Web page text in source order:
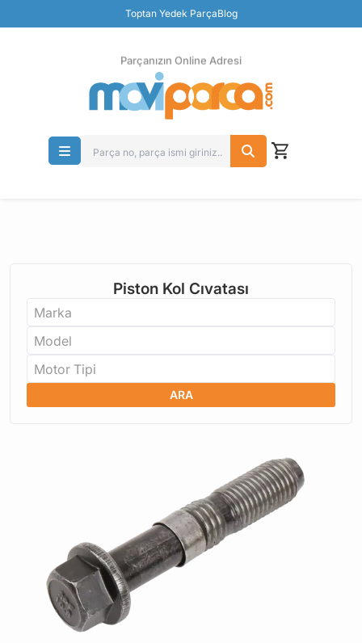
Toptan Yedek ParçaBlog
Ücretsiz İade
Parçanızın Online Adresi
Piston Kol Cıvatası
Marka
Model
Motor Tipi
ARA